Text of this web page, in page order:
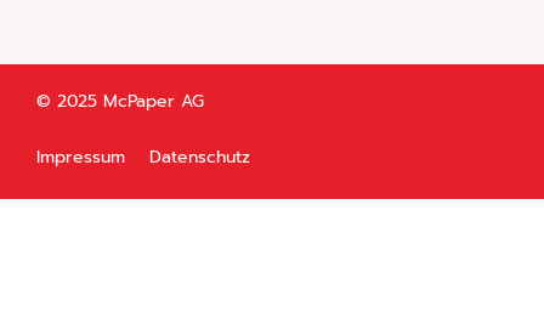
© 2025 McPaper AG
Impressum Datenschutz